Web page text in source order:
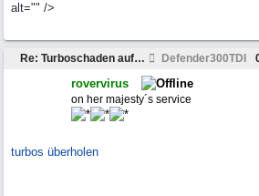
alt="" />
Re: Turboschaden auf der Urlaubsfahrt.... Defender300TDI
rovervirus
on her majesty´s service
turbos überholen